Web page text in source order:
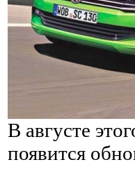
В августе
появится